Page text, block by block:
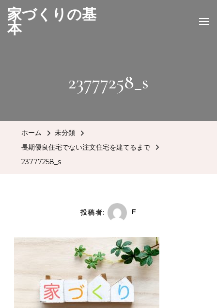
家づくりの基
本
23777258_s
ホーム
未分類
長期優良住宅でない注文住宅を建てるまで
23777258_s
投稿者: F